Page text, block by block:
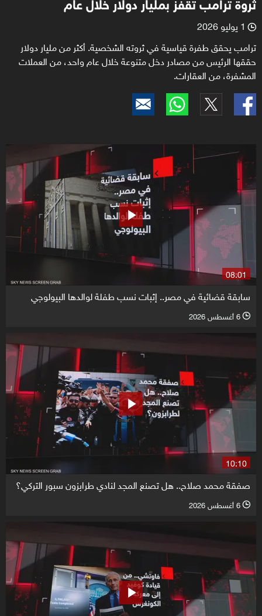
l 1 يوليو 2026
ترامب يحقق طفرة قياسية في ثروته الشخصية. أكثر من مليار دولار
حققها الرئيس من مصادر دخل متنوعة خلال عام واحد، من العملات
المشفرة، من العقارات.
08:01
سابقة قضائية في مصر.. إثبات نسب طفلة لوالدها البيولوجي
l 6 أغسطس 2026
10:10
صفقة محمد صلاح.. هل تصنع المجد لنادي طرابزون سبور التركي؟
l 6 أغسطس 2026